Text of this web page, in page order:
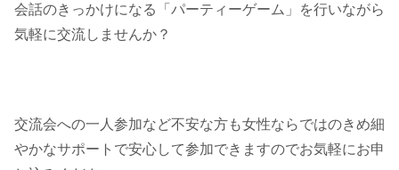
会話のきっかけになる「パーティーゲーム」を行いながら
気軽に交流しませんか？
交流会への一人参加など不安な方も女性ならではのきめ細
やかなサポートで安心して参加できますのでお気軽にお申